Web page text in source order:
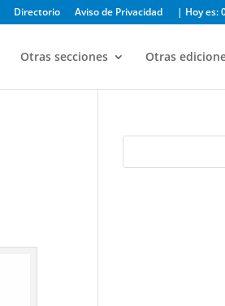
Directorio Aviso de Privacidad | Hoy es:
Otras secciones Otras